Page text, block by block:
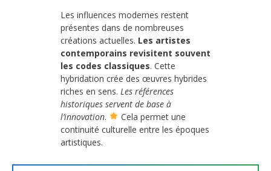
Les influences modernes restent
présentes dans de nombreuses
créations actuelles. Les artistes
contemporains revisitent souvent
les codes classiques. Cette
hybridation crée des œuvres hybrides
riches en sens. Les références
historiques servent de base à
l’innovation.
Cela permet une
continuité culturelle entre les époques
artistiques.